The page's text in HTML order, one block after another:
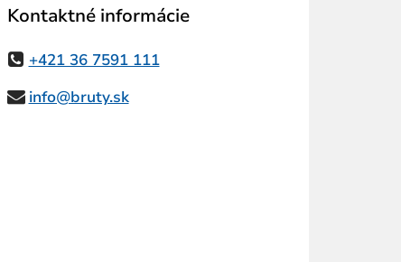
Kontaktné informácie
+421 36 7591 111
info@bruty.sk